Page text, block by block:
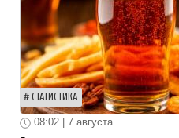
СТАТИСТИКА
08:02 | 7 августа